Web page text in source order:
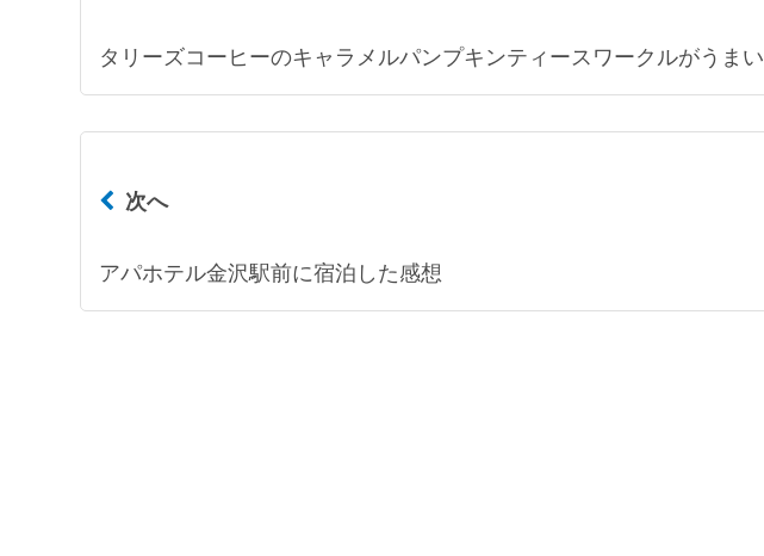
タリーズコーヒーのキャラメルパンプキンティースワークルがうまい
次へ
アパホテル金沢駅前に宿泊した感想